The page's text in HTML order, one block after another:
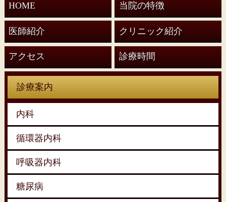
HOME 当院の特徴
医師紹介 クリニック紹介
アクセス 診療時間
診療案内
内科
循環器内科
呼吸器内科
糖尿病